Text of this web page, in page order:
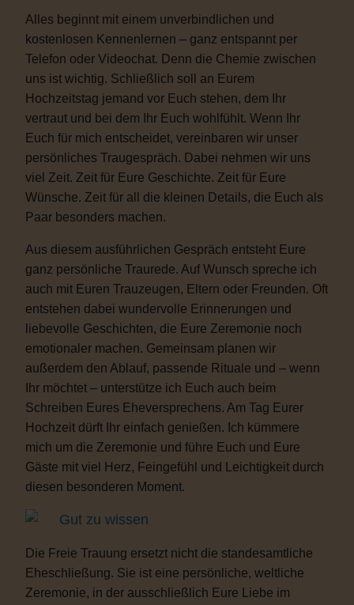
Alles beginnt mit einem unverbindlichen und
kostenlosen Kennenlernen – ganz entspannt per
Telefon oder Videochat. Denn die Chemie zwischen
uns ist wichtig. Schließlich soll an Eurem
Hochzeitstag jemand vor Euch stehen, dem Ihr
vertraut und bei dem Ihr Euch wohlfühlt. Wenn Ihr
Euch für mich entscheidet, vereinbaren wir unser
persönliches Traugespräch. Dabei nehmen wir uns
viel Zeit. Zeit für Eure Geschichte. Zeit für Eure
Wünsche. Zeit für all die kleinen Details, die Euch als
Paar besonders machen.
Aus diesem ausführlichen Gespräch entsteht Eure
ganz persönliche Traurede. Auf Wunsch spreche ich
auch mit Euren Trauzeugen, Eltern oder Freunden. Oft
entstehen dabei wundervolle Erinnerungen und
liebevolle Geschichten, die Eure Zeremonie noch
emotionaler machen. Gemeinsam planen wir
außerdem den Ablauf, passende Rituale und – wenn
Ihr möchtet – unterstütze ich Euch auch beim
Schreiben Eures Eheversprechens. Am Tag Eurer
Hochzeit dürft Ihr einfach genießen. Ich kümmere
mich um die Zeremonie und führe Euch und Eure
Gäste mit viel Herz, Feingefühl und Leichtigkeit durch
diesen besonderen Moment.
Gut zu wissen
Die Freie Trauung ersetzt nicht die standesamtliche
Eheschließung. Sie ist eine persönliche, weltliche
Zeremonie, in der ausschließlich Eure Liebe im